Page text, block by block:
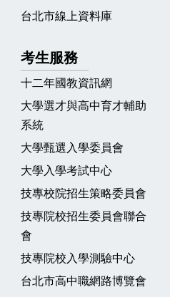
台北市線上資料庫
考生服務
十二年國教資訊網
大學選才與高中育才輔助
系統
大學甄選入學委員會
大學入學考試中心
技專校院招生策略委員會
技專院校招生委員會聯合
會
技專院校入學測驗中心
台北市高中職網路博覽會